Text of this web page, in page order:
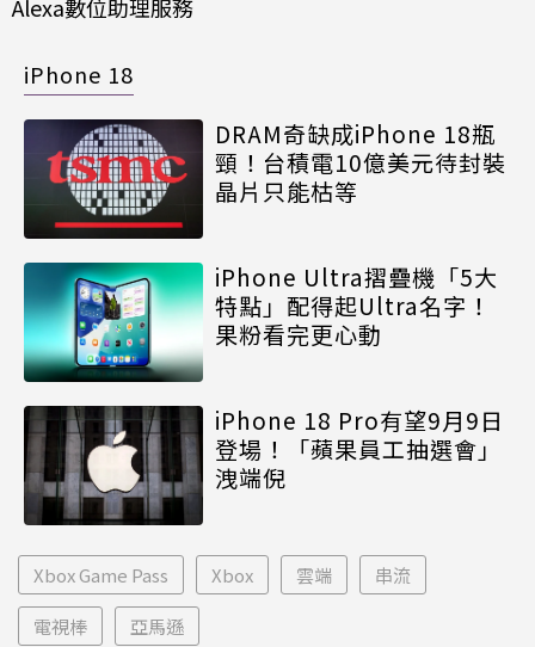
Alexa數位助理服務
iPhone 18
DRAM奇缺成iPhone 18瓶
頸！台積電10億美元待封裝
晶片只能枯等
iPhone Ultra摺疊機「5大
特點」配得起Ultra名字！
果粉看完更心動
iPhone 18 Pro有望9月9日
登場！「蘋果員工抽選會」
洩端倪
Xbox Game Pass Xbox 雲端 串流
電視棒 亞馬遜